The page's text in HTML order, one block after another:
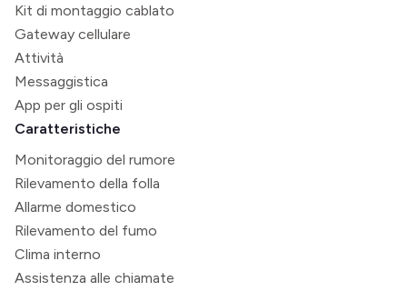
Kit di montaggio cablato
Gateway cellulare
Attività
Messaggistica
App per gli ospiti
Caratteristiche
Monitoraggio del rumore
Rilevamento della folla
Allarme domestico
Rilevamento del fumo
Clima interno
Assistenza alle chiamate